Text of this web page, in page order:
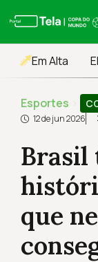
Em Alta
Esportes
12 de jun 2026
Brasil
que